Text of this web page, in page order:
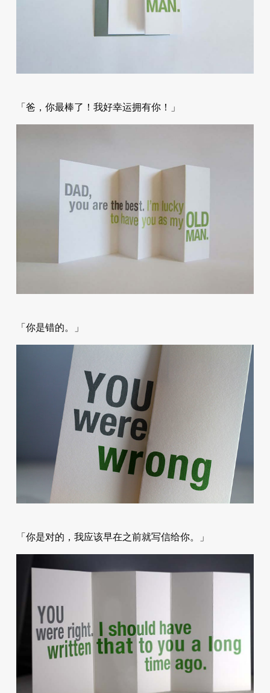
「爸，你最棒了！我好幸运拥有你！」
「你是错的。」
「你是对的，我应该早在之前就写信给你。」